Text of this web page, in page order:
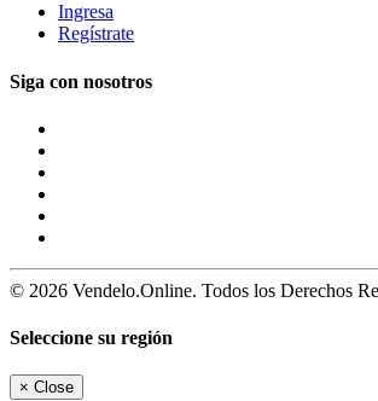
Ingresa
Regístrate
Siga con nosotros
© 2026 Vendelo.Online. Todos los Derechos
Seleccione su región
× Close